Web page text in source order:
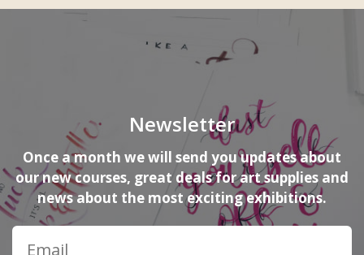
Newsletter
Once a month we will send you updates about
our new courses, great deals for art supplies and
news about the most exciting exhibitions.